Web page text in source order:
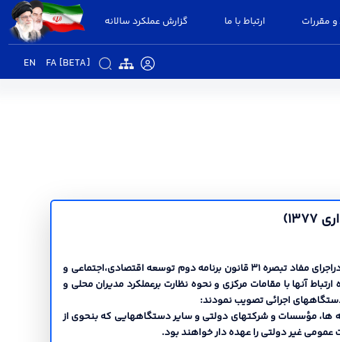
مقررات ارتباط با ما گزارش عملکرد سالانه
FA [BETA]
EN
بنا به پیشنهاد سازمان امور اداري و شورایعالی اداري درهشتادمین جلسه مورخ 1377/07/27 استخدامی کشور و وزارت کشور دراجراي مفاد تبصره 31 قانون برنامه دوم توسعه اقتصادي،اجتماعی و
آنها با مقامات مرکزي و نحوه نظارت برعملکرد مدیران محلی و
اجرائی تصویب نمودند:
ها، مؤسسات و شرکتهاي دولتی و سایر دستگاههایی که بنحوي از
غیر دولتی را عهده دار خواهند بود.